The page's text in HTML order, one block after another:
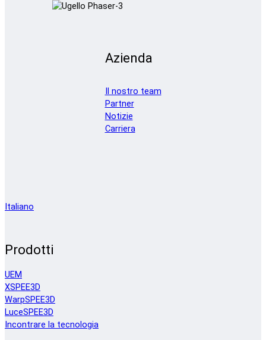
Azienda
Il nostro team
Partner
Notizie
Carriera
Italiano
Prodotti
UEM
XSPEE3D
WarpSPEE3D
LuceSPEE3D
Incontrare la tecnologia